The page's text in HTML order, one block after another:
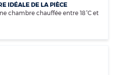
IDÉALE DE LA PIÈCE
chambre chauffée entre 18°C et